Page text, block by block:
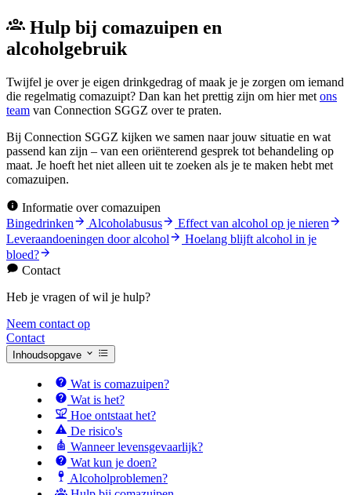
Hulp bij comazuipen en
alcoholgebruik
Twijfel je over je eigen drinkgedrag of maak je je zorgen om iemand
die regelmatig comazuipt? Dan kan het prettig zijn om hier met ons
team van Connection SGGZ over te praten.
Bij Connection SGGZ kijken we samen naar jouw situatie en wat
passend kan zijn – van een oriënterend gesprek tot behandeling op
maat. Je hoeft het niet alleen uit te zoeken als je te maken hebt met
comazuipen.
Informatie over comazuipen
Bingedrinken
Alcoholabusus
Effect van alcohol op je nieren
Leveraandoeningen door alcohol
Hoelang blijft alcohol in je
bloed?
Contact
Heb je vragen of wil je hulp?
Neem contact op
Contact
Inhoudsopgave
Wat is comazuipen?
Wat is het?
Hoe ontstaat het?
De risico's
Wanneer levensgevaarlijk?
Wat kun je doen?
Alcoholproblemen?